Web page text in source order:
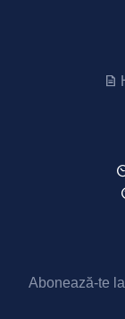
Abonează-te